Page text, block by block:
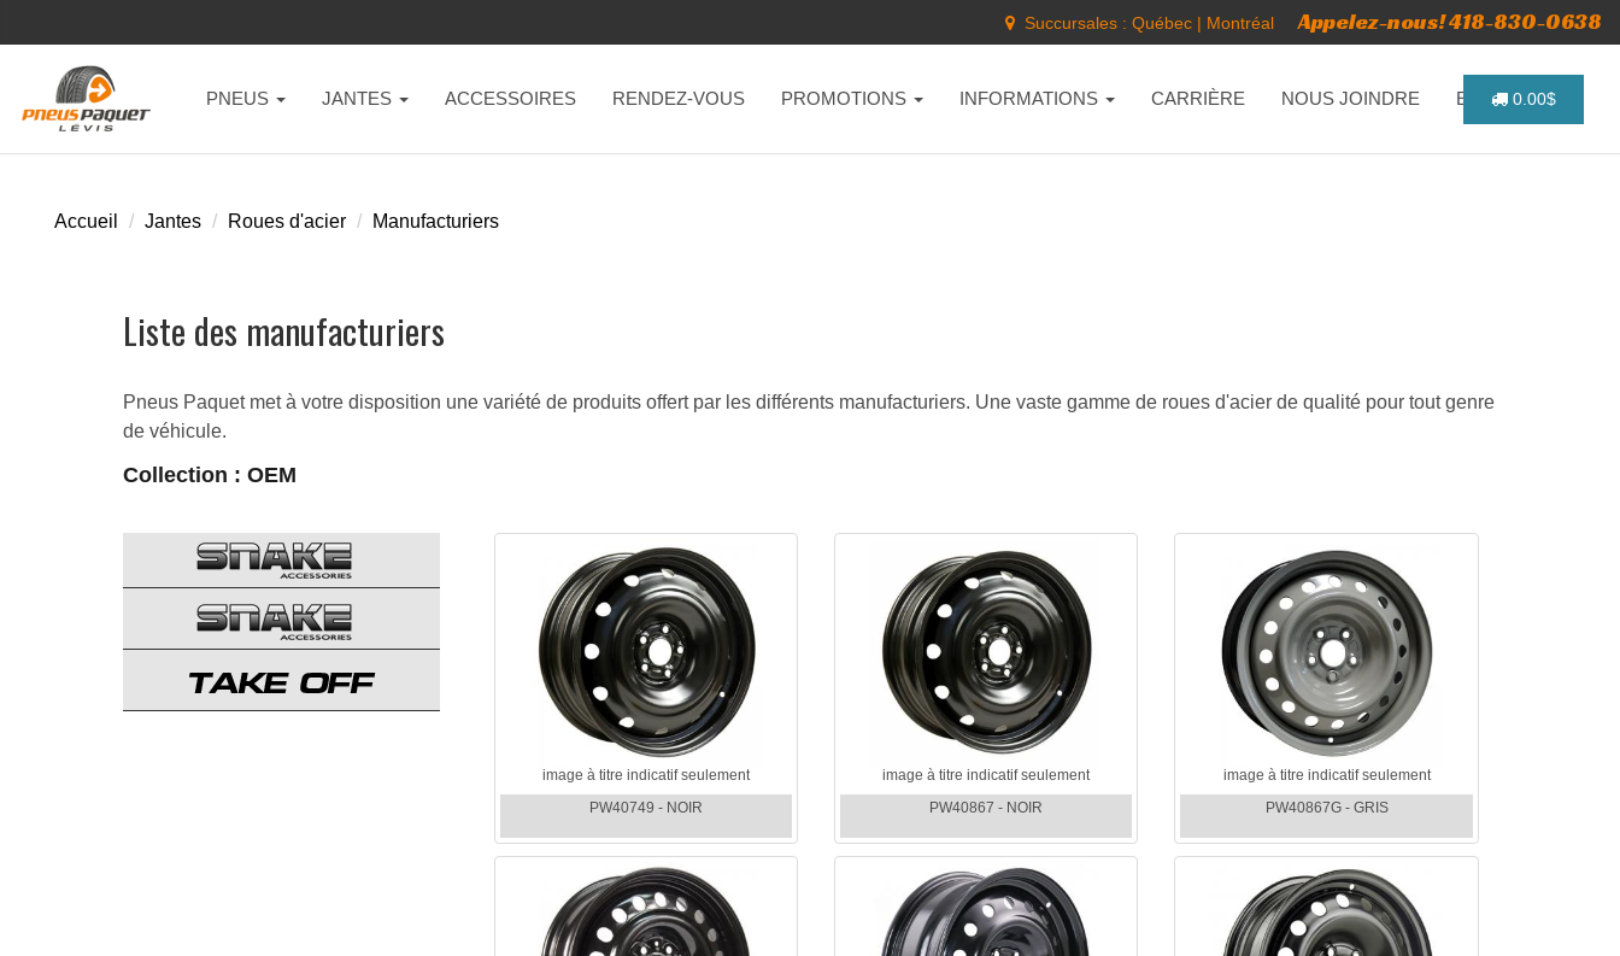
Succursales : Québec | Montréal Appelez-nous! 418-830-0638
PNEUS JANTES ACCESSOIRES RENDEZ-VOUS PROMOTIONS INFORMATIONS CARRIÈRE NOUS JOINDRE ENGLISH
0.00$
Accueil Jantes Roues d'acier Manufacturiers
Liste des manufacturiers
Pneus Paquet met à votre disposition une variété de produits offert par les différents manufacturiers. Une vaste gamme de roues d'acier de qualité pour tout genre
de véhicule.
Collection : OEM
image à titre indicatif seulement
PW40749 - NOIR
image à titre indicatif seulement
PW40867 - NOIR
image à titre indicatif seulement
PW40867G - GRIS